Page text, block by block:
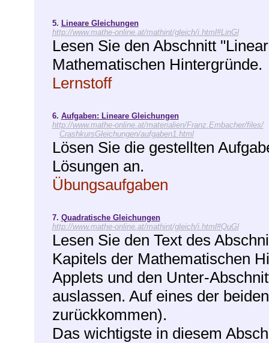
5. Lineare Gleichungen
http://www.mathe-online.at/mathint/gleich/i.html#LinGl
Lesen Sie den Abschnitt
Mathematischen Hintergründe.
Lernstoff
6. Aufgaben: Lineare Gleichungen
http://www.mathe-online.at/materialien/Franz.Embacher/files/
CrashkursGleichungen/aufgaben1.html
Lösen Sie die gestellten
Lösungen an.
Übungsaufgaben
7. Quadratische Gleichungen
http://www.mathe-online.at/mathint/gleich/i.html#QuGl
Lesen Sie den Text des
Kapitels der Mathematischen
Applets und den Unter-
auslassen. Auf eines der
zurückkommen).
Das wichtigste in diesem